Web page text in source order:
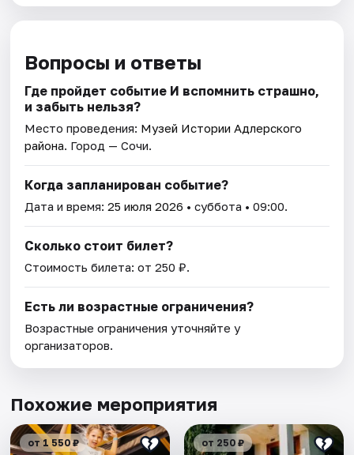
Вопросы и ответы
Где пройдет событие И вспомнить страшно,
и забыть нельзя?
Место проведения: Музей Истории Адлерского
района. Город — Сочи.
Когда запланирован событие?
Дата и время:25 июля 2026 • суббота • 09:00.
Сколько стоит билет?
Стоимость билета: от 250 ₽.
Есть ли возрастные ограничения?
Возрастные ограничения уточняйте у
организаторов.
Похожие мероприятия
от 1 550 ₽ от 250 ₽